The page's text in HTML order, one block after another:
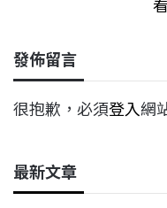
發佈留言
很抱歉，必須登入網
最新文章